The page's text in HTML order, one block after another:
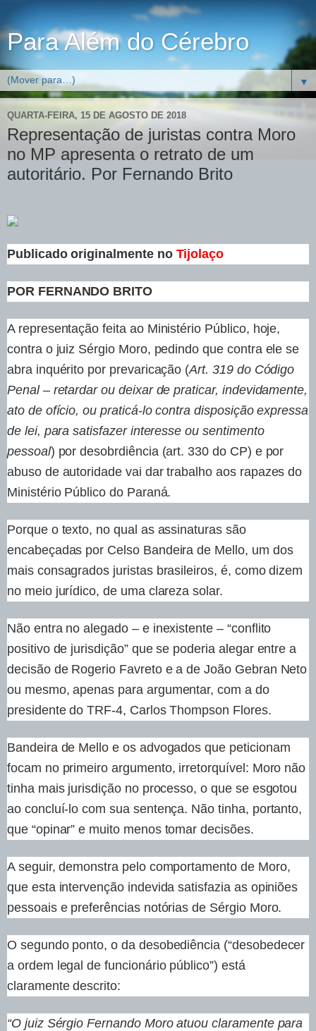
Para Além do Cérebro
▼
QUARTA-FEIRA, 15 DE AGOSTO DE 2018
Representação de juristas contra Moro
no MP apresenta o retrato de um
autoritário. Por Fernando Brito
Publicado originalmente no Tijolaço
POR FERNANDO BRITO
A representação feita ao Ministério Público, hoje,
contra o juiz Sérgio Moro, pedindo que contra ele se
abra inquérito por prevaricação (Art. 319 do Código
Penal – retardar ou deixar de praticar, indevidamente,
ato de ofício, ou praticá-lo contra disposição expressa
de lei, para satisfazer interesse ou sentimento
pessoal) por desobrdiência (art. 330 do CP) e por
abuso de autoridade vai dar trabalho aos rapazes do
Ministério Público do Paraná.
Porque o texto, no qual as assinaturas são
encabeçadas por Celso Bandeira de Mello, um dos
mais consagrados juristas brasileiros, é, como dizem
no meio jurídico, de uma clareza solar.
Não entra no alegado – e inexistente – “conflito
positivo de jurisdição” que se poderia alegar entre a
decisão de Rogerio Favreto e a de João Gebran Neto
ou mesmo, apenas para argumentar, com a do
presidente do TRF-4, Carlos Thompson Flores.
Bandeira de Mello e os advogados que peticionam
focam no primeiro argumento, irretorquível: Moro não
tinha mais jurisdição no processo, o que se esgotou
ao concluí-lo com sua sentença. Não tinha, portanto,
que “opinar” e muito menos tomar decisões.
A seguir, demonstra pelo comportamento de Moro,
que esta intervenção indevida satisfazia as opiniões
pessoais e preferências notórias de Sérgio Moro.
O segundo ponto, o da desobediência (“desobedecer
a ordem legal de funcionário público”) está
claramente descrito:
“O juiz Sérgio Fernando Moro atuou claramente para